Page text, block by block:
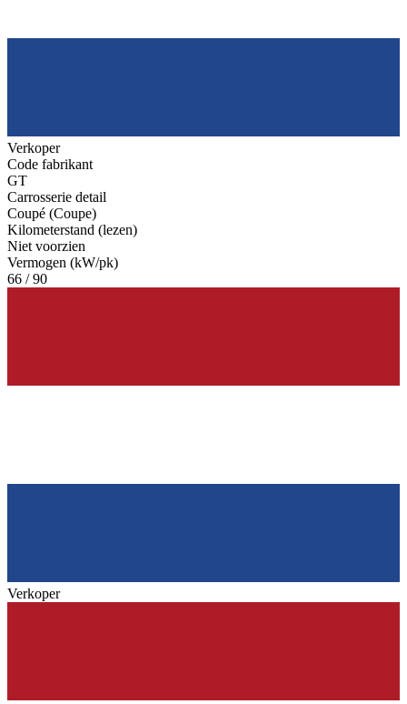
Verkoper
Code fabrikant
GT
Carrosserie detail
Coupé (Coupe)
Kilometerstand (lezen)
Niet voorzien
Vermogen (kW/pk)
66 / 90
Verkoper